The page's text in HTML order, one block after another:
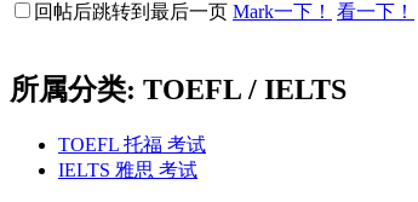
回帖后跳转到最后一页 Mark一下！ 看一下！
所属分类: TOEFL / IELTS
TOEFL 托福 考试
IELTS 雅思 考试